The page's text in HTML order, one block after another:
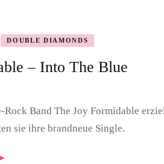
DOUBLE DIAMONDS
– Into The Blue
Band The Joy Formidable
sie ihre brandneue Single.